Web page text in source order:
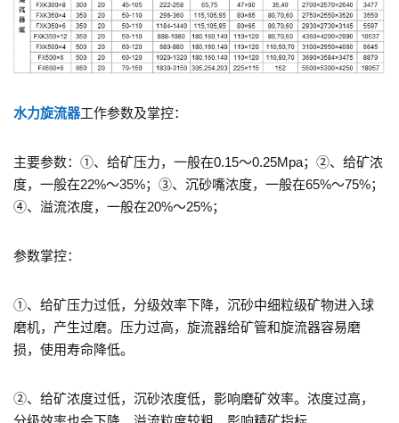
水力旋流器工作参数及掌控：
主要参数：①、给矿压力，一般在0.15～0.25Mpa；②、给矿浓
度，一般在22%～35%；③、沉砂嘴浓度，一般在65%～75%；
④、溢流浓度，一般在20%～25%；
参数掌控：
①、给矿压力过低，分级效率下降，沉砂中细粒级矿物进入球
磨机，产生过磨。压力过高，旋流器给矿管和旋流器容易磨
损，使用寿命降低。
②、给矿浓度过低，沉砂浓度低，影响磨矿效率。浓度过高，